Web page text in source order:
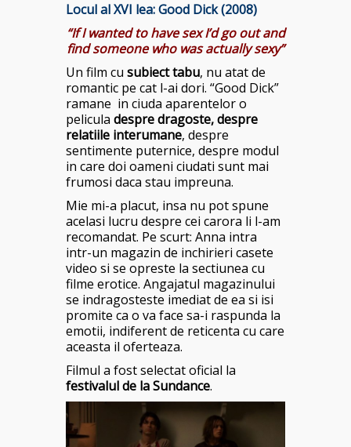
Locul al XVI lea: Good Dick (2008)
“If I wanted to have sex I’d go out and
find someone who was actually sexy”
Un film cu subiect tabu, nu atat de
romantic pe cat l-ai dori. “Good Dick”
ramane in ciuda aparentelor o
pelicula despre dragoste, despre
relatiile interumane, despre
sentimente puternice, despre modul
in care doi oameni ciudati sunt mai
frumosi daca stau impreuna.
Mie mi-a placut, insa nu pot spune
acelasi lucru despre cei carora li l-am
recomandat. Pe scurt: Anna intra
intr-un magazin de inchirieri casete
video si se opreste la sectiunea cu
filme erotice. Angajatul magazinului
se indragosteste imediat de ea si isi
promite ca o va face sa-i raspunda la
emotii, indiferent de reticenta cu care
aceasta il oferteaza.
Filmul a fost selectat oficial la
festivalul de la Sundance.